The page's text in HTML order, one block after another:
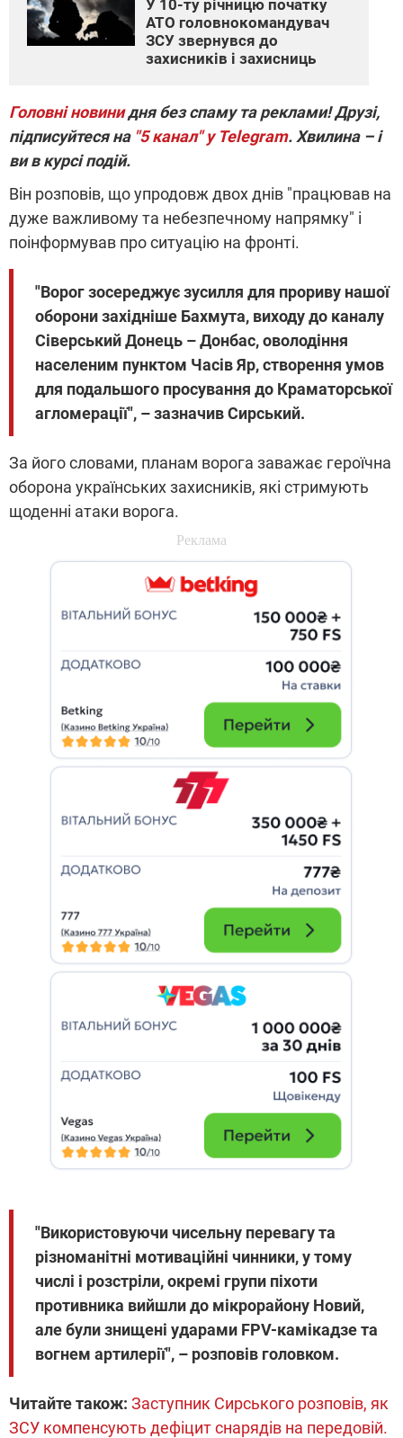
У 10-ту річницю початку
АТО головнокомандувач
ЗСУ звернувся до
захисників і захисниць
Головні новинидня без спаму та реклами! Друзі,
підписуйтеся на "5 канал" у Telegram. Хвилина – і
ви в курсі подій.
Він розповів, що упродовж двох днів "працював на
дуже важливому та небезпечному напрямку" і
поінформував про ситуацію на фронті.
"Ворог зосереджує зусилля для прориву нашої
оборони західніше Бахмута, виходу до каналу
Сіверський Донець – Донбас, оволодіння
населеним пунктом Часів Яр, створення умов
для подальшого просування до Краматорської
агломерації", – зазначив Сирський.
За його словами, планам ворога заважає героїчна
оборона українських захисників, які стримують
щоденні атаки ворога.
"Використовуючи чисельну перевагу та
різноманітні мотиваційні чинники, у тому
числі і розстріли, окремі групи піхоти
противника вийшли до мікрорайону Новий,
але були знищені ударами FPV-камікадзе та
вогнем артилерії", – розповів головком.
Читайте також: Заступник Сирського розповів, як
ЗСУ компенсують дефіцит снарядів на передовій.